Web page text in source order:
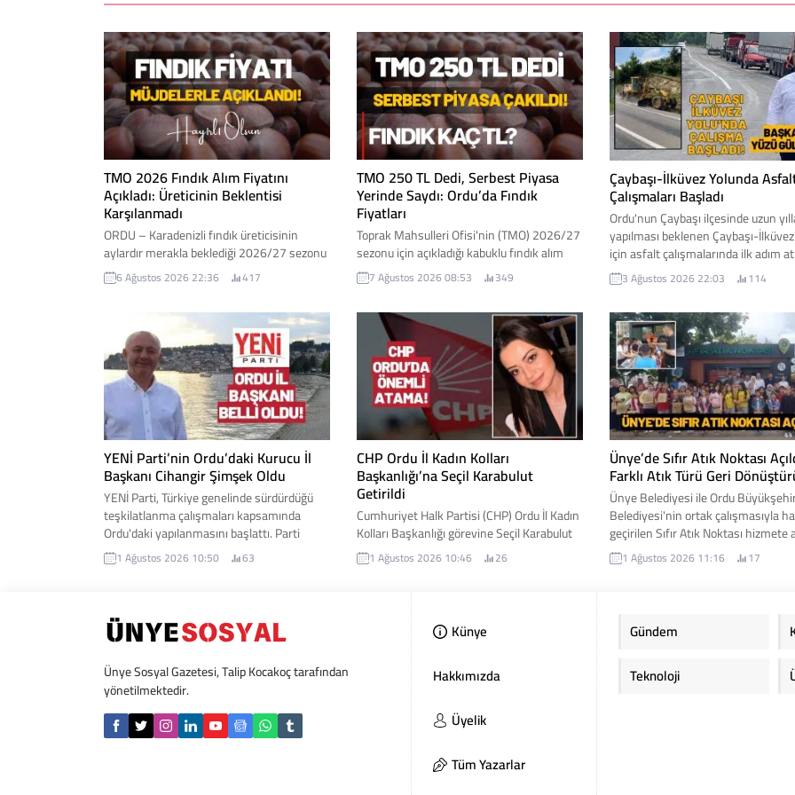
TMO 2026 Fındık Alım Fiyatını
Açıkladı: Üreticinin Beklentisi
Karşılanmadı
ORDU – Karadenizli fındık üreticisinin
aylardır merakla beklediği 2026/27 sezonu
kabuklu fındık alım fiyatları Toprak
Mahsulleri Ofisi (TMO) tarafından açıklandı.
tarafından "müjde" olarak duyurulurken,
üretici cephesinde ise beklentilerin altında
kaldığı yönünde değerlendirmeler yapıldı.
İşte fındık fiyatı...
6 Ağustos 2026 22:36 417
TMO 250 TL Dedi, Serbest Piyasa
Yerinde Saydı: Ordu’da Fındık
Fiyatları
Toprak Mahsulleri Ofisi'nin (TMO) 2026/27
sezonu için açıkladığı kabuklu fındık alım
fiyatlarının ardından Ordu genelinde
serbest piyasada beklenen hareketlilik
piyasada işlem gören fındık fiyatları düşük
seviyelerde kalmayı sürdürdü. İşte Ordu
genelindeki serbest piyasa fındık fiyatı...
7 Ağustos 2026 08:53 349
Çaybaşı-İlküvez Yolunda
Çalışmaları Başladı
Ordu'nun Çaybaşı ilçesinde uzun
yapılması beklenen Çaybaşı-
için asfalt çalışmalarında ilk adım
Yüklenici firmanın iş makineleriyle
inmesiyle birlikte yol yapım
resmen başlandı. Çaybaşı Belediye
Mesut Karayiğit, çalışmalara ilişkin
gelişmeyi sosyal medya
paylaşımla duyurdu. Karayiğit,
İlküvez hattında başlayan
sadece bir yol projesi...
3 Ağustos 2026 22:03 114
YENİ Parti’nin Ordu’daki Kurucu İl
Başkanı Cihangir Şimşek Oldu
YENİ Parti, Türkiye genelinde sürdürdüğü
teşkilatlanma çalışmaları kapsamında
Ordu'daki yapılanmasını başlattı. Parti
Genel Merkezi tarafından alınan kararla,
Ordu İl Teşkilatı'nın kuruluş sürecini
detaylar...
1 Ağustos 2026 10:50 63
CHP Ordu İl Kadın Kolları
Başkanlığı’na Seçil Karabulut
Getirildi
Cumhuriyet Halk Partisi (CHP) Ordu İl Kadın
Kolları Başkanlığı görevine Seçil Karabulut
atandı. Yeni görevine başlamasının
ardından açıklamalarda bulunan Karabulut,
kadınların toplumsal yaşamın her alanında
daha güçlü temsil edilmesi için
çalışacaklarını ifade etti. İşte detaylar...
1 Ağustos 2026 10:46 26
Ünye’de Sıfır Atık Noktası
Farklı Atık Türü Geri
Ünye Belediyesi ile Ordu
Belediyesi'nin ortak çalışmasıyla
geçirilen Sıfır Atık Noktası hizmete
Yeni merkez sayesinde vatandaşlar,
dönüştürülebilir atıklarını kaynağında
sağlayabilecek.
1 Ağustos 2026 11:16 17
Ünye Sosyal Gazetesi, Talip Kocakoç tarafından
yönetilmektedir.
Künye
Hakkımızda
Üyelik
Tüm Yazarlar
Gündem
Teknoloji